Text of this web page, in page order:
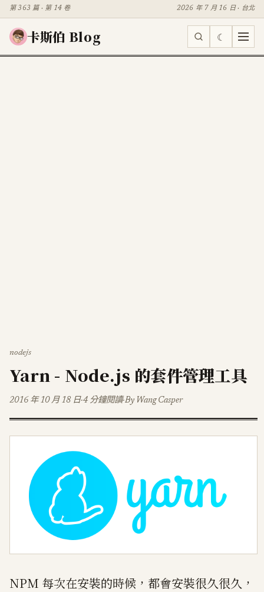
第 363 篇 · 第 14 卷 2026 年 7 月 16 日 · 台北
卡斯伯 Blog ☾
nodejs
Yarn - Node.js 的套件管理工具
2016 年 10 月 18 日·4 分鐘閱讀·By Wang Casper
NPM 每次在安裝的時候，都會安裝很久很久，